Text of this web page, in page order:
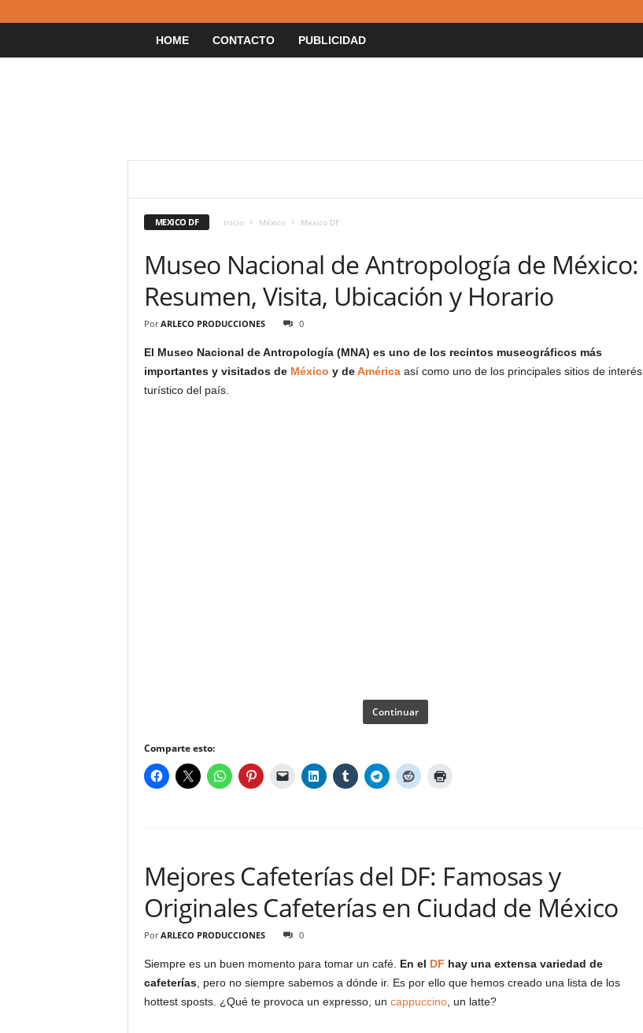
HOME CONTACTO PUBLICIDAD
MEXICO DF Inicio México Mexico DF
Museo Nacional de Antropología de México:
Resumen, Visita, Ubicación y Horario
Por ARLECO PRODUCCIONES 0
El Museo Nacional de Antropología (MNA) es uno de los recintos museográficos más
importantes y visitados de México y deAméricaasí como uno de los principales sitios de interés
turístico del país.
Continuar
Comparte esto:
Mejores Cafeterías del DF: Famosas y
Originales Cafeterías en Ciudad de México
Por ARLECO PRODUCCIONES 0
Siempre es un buen momento para tomar un café. En el DF hay una extensa variedad de
cafeterías, pero no siempre sabemos a dónde ir. Es por ello que hemos creado una lista de los
hottest sposts. ¿Qué te provoca un expresso, un cappuccino, un latte?